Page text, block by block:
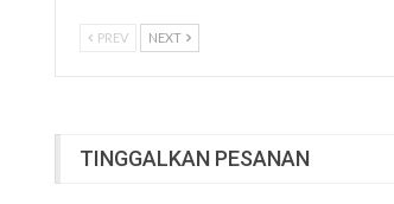
PREV NEXT
TINGGALKAN PESANAN